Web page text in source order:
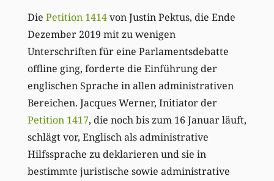
Die Petition 1414von Justin Pektus, die Ende
Dezember 2019 mit zu wenigen
Unterschriften für eine Parlamentsdebatte
offline ging, forderte die Einführung der
englischen Sprache in allen administrativen
Bereichen. Jacques Werner, Initiator der
Petition 1417, die noch bis zum 16 Januar läuft,
schlägt vor, Englisch als administrative
Hilfssprache zu deklarieren und sie in
bestimmte juristische sowie administrative